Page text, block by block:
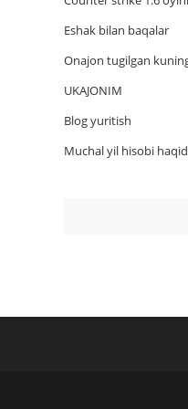
Eshak bilan baqalar
Onajon tugilgan
UKAJONIM
Blog yuritish
Muchal yil hisobi